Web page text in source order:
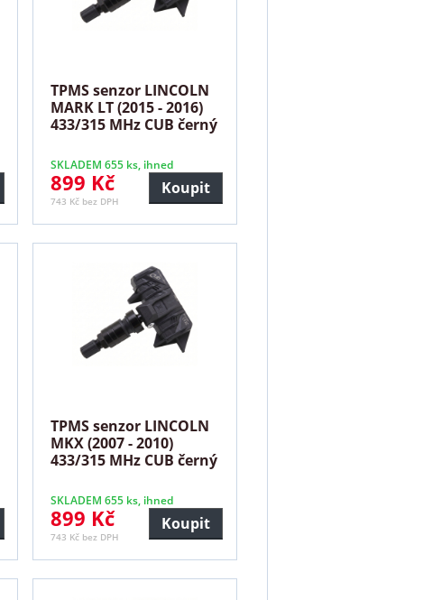
TPMS senzor LINCOLN
MARK LT (2015 - 2016)
433/315 MHz CUB černý
SKLADEM 655 ks, ihned
899 Kč
743 Kč bez DPH
Koupit
TPMS senzor LINCOLN
MKX (2007 - 2010)
433/315 MHz CUB černý
SKLADEM 655 ks, ihned
899 Kč
743 Kč bez DPH
Koupit